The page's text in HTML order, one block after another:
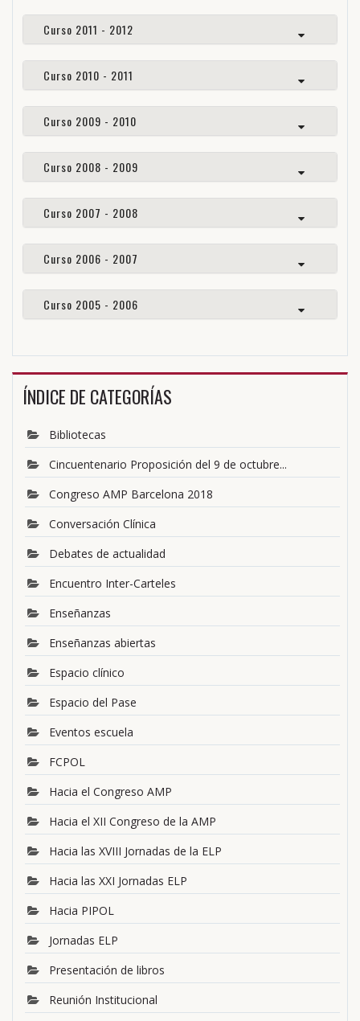
Curso 2011 - 2012
Curso 2010 - 2011
Curso 2009 - 2010
Curso 2008 - 2009
Curso 2007 - 2008
Curso 2006 - 2007
Curso 2005 - 2006
ÍNDICE DE CATEGORÍAS
Bibliotecas
Cincuentenario Proposición del 9 de octubre...
Congreso AMP Barcelona 2018
Conversación Clínica
Debates de actualidad
Encuentro Inter-Carteles
Enseñanzas
Enseñanzas abiertas
Espacio clínico
Espacio del Pase
Eventos escuela
FCPOL
Hacia el Congreso AMP
Hacia el XII Congreso de la AMP
Hacia las XVIII Jornadas de la ELP
Hacia las XXI Jornadas ELP
Hacia PIPOL
Jornadas ELP
Presentación de libros
Reunión Institucional